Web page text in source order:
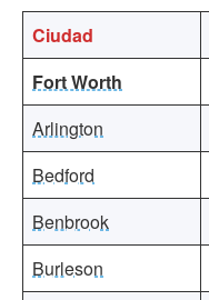
Ciudad
Fort Worth
Arlington
Bedford
Benbrook
Burleson